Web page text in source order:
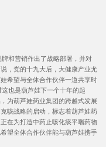
和营销作出了战略部署，并对
，党的十九大后，大健康产业尤
希望与全体合作伙伴一道共享时
也是葫芦娃下一个十年的起
为葫芦娃药业集团的跨越式发展
咳战略的启动，标志着葫芦娃药
在为打造中药止咳化痰平喘药物
望全体合作伙伴能与葫芦娃携手